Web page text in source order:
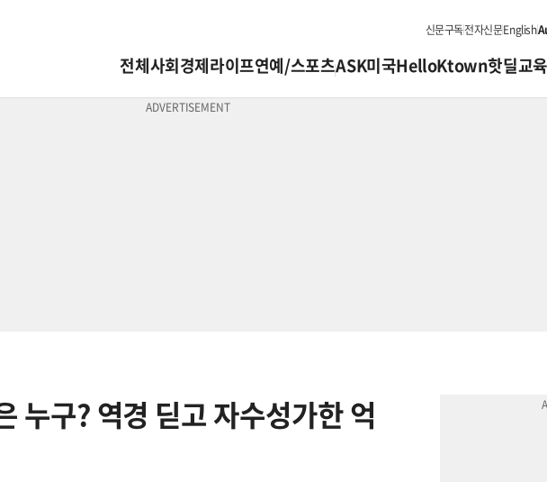
신문구독전자신문English
전체사회경제라이프연예/스포츠ASK미국HelloKtown핫딜교육
누구? 역경 딛고 자수성가한 억